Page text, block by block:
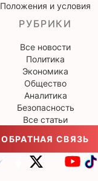
Положения и условия
РУБРИКИ
Все новости
Политика
Экономика
Общество
Аналитика
Безопасность
Все статьи
ОБРАТНАЯ СВЯЗЬ